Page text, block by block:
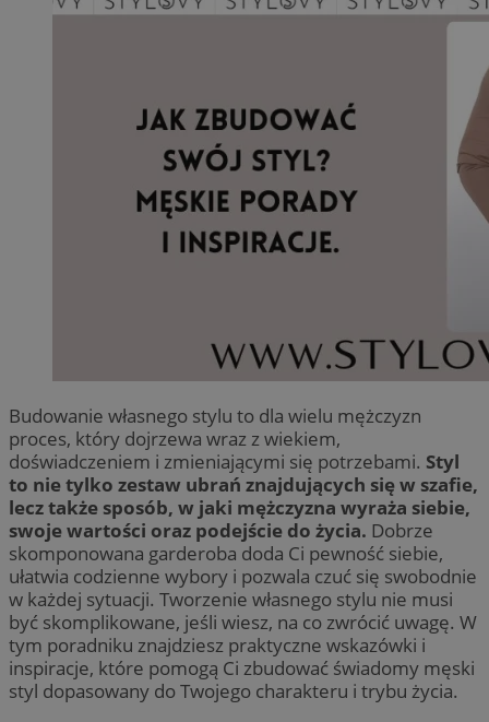
Budowanie własnego stylu to dla wielu mężczyzn
proces, który dojrzewa wraz z wiekiem,
doświadczeniem i zmieniającymi się potrzebami. Styl
to nie tylko zestaw ubrań znajdujących się w szafie,
lecz także sposób, w jaki mężczyzna wyraża siebie,
swoje wartości oraz podejście do życia. Dobrze
skomponowana garderoba doda Ci pewność siebie,
ułatwia codzienne wybory i pozwala czuć się swobodnie
w każdej sytuacji. Tworzenie własnego stylu nie musi
być skomplikowane, jeśli wiesz, na co zwrócić uwagę. W
tym poradniku znajdziesz praktyczne wskazówki i
inspiracje, które pomogą Ci zbudować świadomy męski
styl dopasowany do Twojego charakteru i trybu życia.